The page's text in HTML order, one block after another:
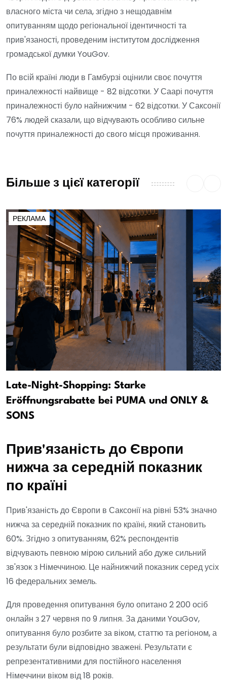
власного міста чи села, згідно з нещодавнім
опитуванням щодо регіональної ідентичності та
прив'язаності, проведеним інститутом дослідження
громадської думки YouGov.
По всій країні люди в Гамбурзі оцінили своє почуття
приналежності найвище - 82 відсотки. У Саарі почуття
приналежності було найнижчим - 62 відсотки. У Саксонії
76% людей сказали, що відчувають особливо сильне
почуття приналежності до свого місця проживання.
Більше з цієї категорії
РЕКЛАМА
Late-Night-Shopping: Starke
Eröffnungsrabatte bei PUMA und ONLY &
SONS
Прив'язаність до Європи
нижча за середній показник
по країні
Прив'язаність до Європи в Саксонії на рівні 53% значно
нижча за середній показник по країні, який становить
60%. Згідно з опитуванням, 62% респондентів
відчувають певною мірою сильний або дуже сильний
зв'язок з Німеччиною. Це найнижчий показник серед усіх
16 федеральних земель.
Для проведення опитування було опитано 2 200 осіб
онлайн з 27 червня по 9 липня. За даними YouGov,
опитування було розбите за віком, статтю та регіоном, а
результати були відповідно зважені. Результати є
репрезентативними для постійного населення
Німеччини віком від 18 років.